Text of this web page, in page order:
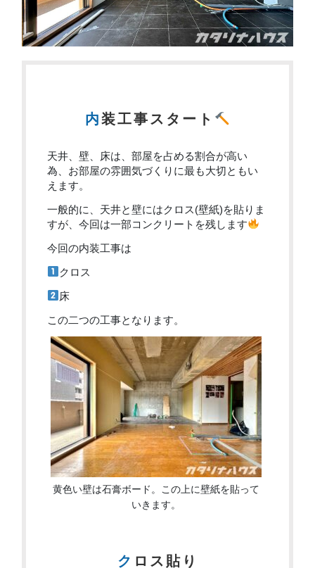
内装工事スタート
天井、壁、床は、部屋を占める割合が高い
為、お部屋の雰囲気づくりに最も大切ともい
えます。
一般的に、天井と壁にはクロス(壁紙)を貼りま
すが、今回は一部コンクリートを残します
今回の内装工事は
クロス
床
この二つの工事となります。
黄色い壁は石膏ボード。この上に壁紙を貼って
いきます。
クロス貼り